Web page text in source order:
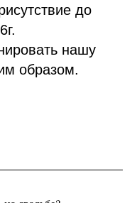
до
нашу
образом.